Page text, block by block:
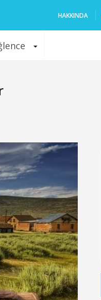
HAKKINDA